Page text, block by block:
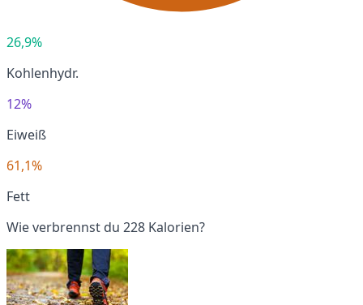
26,9%
Kohlenhydr.
12%
Eiweiß
61,1%
Fett
Wie verbrennst du 228 Kalorien?